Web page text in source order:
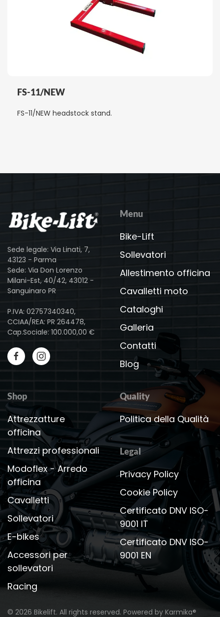
FS-11/NEW
FS-11/NEW headstock stand.
Sede legale: Via Linati, 7,
43123 - Parma
Sede: Via Don Lorenzo
Milani-Est, 40/42, 43012 -
Sanguinaro PR
P.IVA: 02757340340,
CCIAA/REA: PR 264478,
Cap.Sociale: 100.000,00 €
Menu
Bike-Lift
Sollevatori
Allestimento officina
Cavalletti moto
Cataloghi
Galleria
Contatti
Blog
Shop
Attrezzatture
officina
Attrezzi professionali
Modoflex - Arredo
officina
Cavalletti
Sollevatori
E-bikes
Accessori per
sollevatori
Racing
Quality
Politica della Qualità
Legal
Privacy Policy
Cookie Policy
Certificato DNV ISO-
9001 IT
Certificato DNV ISO-
9001 EN
© 2026 Bikelift. All rights reserved. Powered by Karmika®